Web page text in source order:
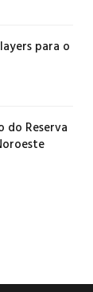
para o
do Reserva